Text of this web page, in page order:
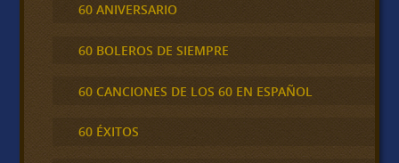
60 ANIVERSARIO
60 BOLEROS DE SIEMPRE
60 CANCIONES DE LOS 60 EN ESPAÑOL
60 ÉXITOS